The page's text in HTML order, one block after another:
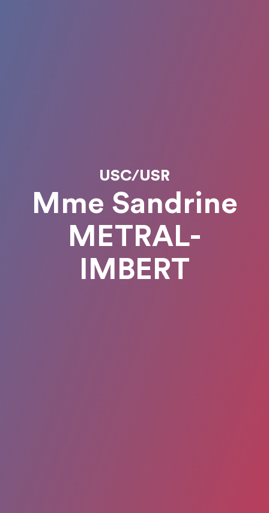
USC/USR
Mme Sandrine
METRAL-
IMBERT